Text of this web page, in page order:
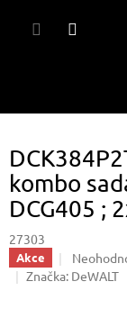
kombo
DCG405 ;
27303
Akce
Průměrné
hodnocení
Značka: DeWALT